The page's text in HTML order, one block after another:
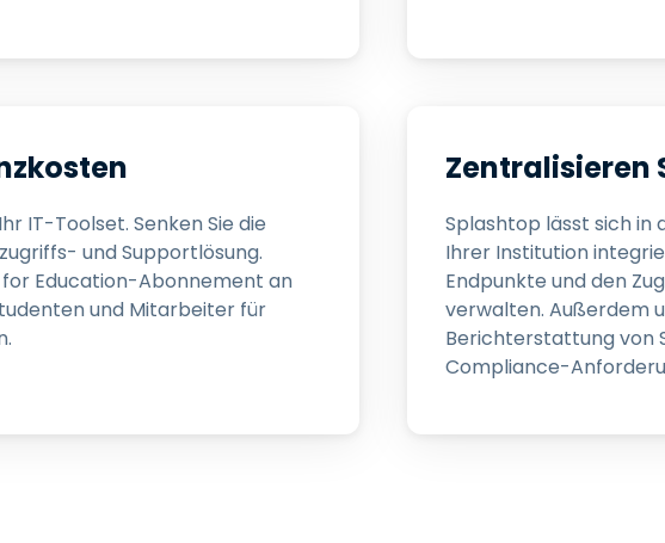
IT-Toolset. Senken Sie die
und Supportlösung.
for Education-Abonnement an
und Mitarbeiter für
Zentralisieren
Splashtop lässt sich
Ihrer Institution
Endpunkte und den
verwalten. Außerdem
Berichterstattung von
Compliance-